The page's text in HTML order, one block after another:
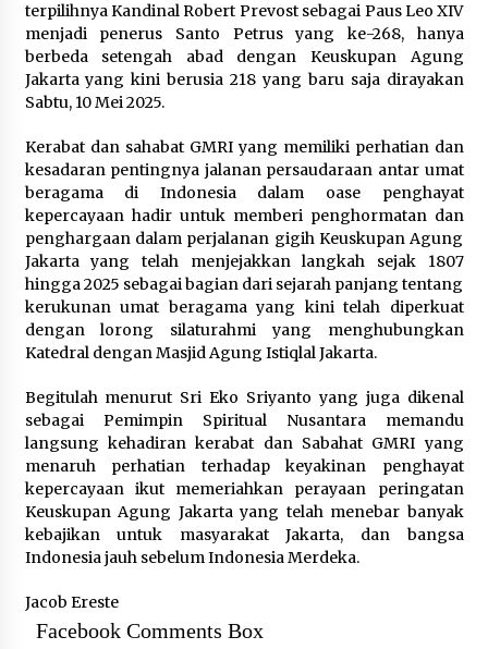
terpilihnya Kandinal Robert Prevost sebagai Paus Leo XIV
menjadi penerus Santo Petrus yang ke-268, hanya
berbeda setengah abad dengan Keuskupan Agung
Jakarta yang kini berusia 218 yang baru saja dirayakan
Sabtu, 10 Mei 2025.
Kerabat dan sahabat GMRI yang memiliki perhatian dan
kesadaran pentingnya jalanan persaudaraan antar umat
beragama di Indonesia dalam oase penghayat
kepercayaan hadir untuk memberi penghormatan dan
penghargaan dalam perjalanan gigih Keuskupan Agung
Jakarta yang telah menjejakkan langkah sejak 1807
hingga 2025 sebagai bagian dari sejarah panjang tentang
kerukunan umat beragama yang kini telah diperkuat
dengan lorong silaturahmi yang menghubungkan
Katedral dengan Masjid Agung Istiqlal Jakarta.
Begitulah menurut Sri Eko Sriyanto yang juga dikenal
sebagai Pemimpin Spiritual Nusantara memandu
langsung kehadiran kerabat dan Sabahat GMRI yang
menaruh perhatian terhadap keyakinan penghayat
kepercayaan ikut memeriahkan perayaan peringatan
Keuskupan Agung Jakarta yang telah menebar banyak
kebajikan untuk masyarakat Jakarta, dan bangsa
Indonesia jauh sebelum Indonesia Merdeka.
Jacob Ereste
Facebook Comments Box